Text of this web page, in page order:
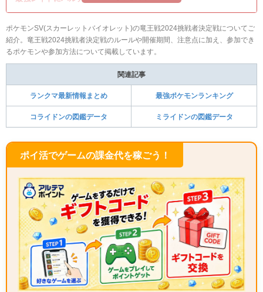
ポケモンSV(スカーレットバイオレット)の竜王戦2024挑戦者決定戦についてご
紹介。竜王戦2024挑戦者決定戦のルールや開催期間、注意点に加え、参加でき
るポケモンや参加方法について掲載しています。
関連記事
ランクマ最新情報まとめ 最強ポケモンランキング
コライドンの図鑑データ ミライドンの図鑑データ
ポイ活でゲームの課金代を稼ごう！